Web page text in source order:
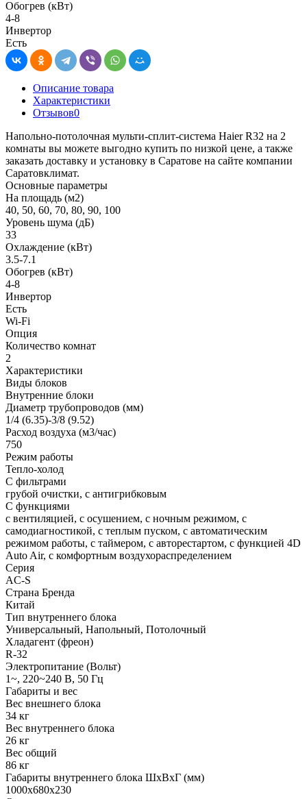
Обогрев (кВт)
4-8
Инвертор
Есть
Описание товара
Характеристики
Отзывов0
Напольно-потолочная мульти-сплит-система Haier R32 на 2
комнаты вы можете выгодно купить по низкой цене, а также
заказать доставку и установку в Саратове на сайте компании
Саратовклимат.
Основные параметры
На площадь (м2)
40, 50, 60, 70, 80, 90, 100
Уровень шума (дБ)
33
Охлаждение (кВт)
3.5-7.1
Обогрев (кВт)
4-8
Инвертор
Есть
Wi-Fi
Опция
Количество комнат
2
Характеристики
Виды блоков
Внутренние блоки
Диаметр трубопроводов (мм)
1/4 (6.35)-3/8 (9.52)
Расход воздуха (м3/час)
750
Режим работы
Тепло-холод
С фильтрами
грубой очистки, с антигрибковым
С функциями
с вентиляцией, с осушением, с ночным режимом, с
самодиагностикой, с теплым пуском, с автоматическим
режимом работы, с таймером, с авторестартом, с функцией 4D
Auto Air, с комфортным воздухораспределением
Серия
AC-S
Страна Бренда
Китай
Тип внутреннего блока
Универсальный, Напольный, Потолочный
Хладагент (фреон)
R-32
Электропитание (Вольт)
1~, 220~240 В, 50 Гц
Габариты и вес
Вес внешнего блока
34 кг
Вес внутреннего блока
26 кг
Вес общий
86 кг
Габариты внутреннего блока ШхВхГ (мм)
1000x680x230